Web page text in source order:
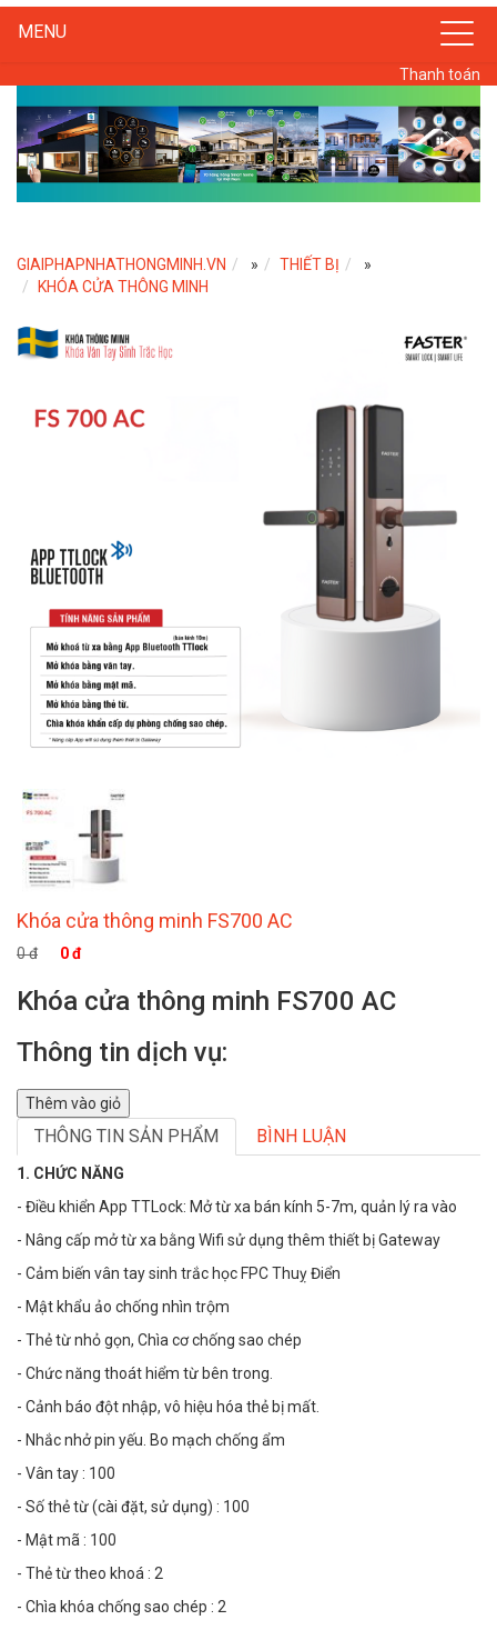
MENU
Thanh toán
GIAIPHAPNHATHONGMINH.VN » THIẾT BỊ
»
KHÓA CỬA THÔNG MINH
Khóa cửa thông minh FS700 AC
0 đ 0 đ
Khóa cửa thông minh FS700 AC
Thông tin dịch vụ:
Thêm vào giỏ
THÔNG TIN SẢN PHẨM BÌNH LUẬN
1. CHỨC NĂNG
- Điều khiển App TTLock: Mở từ xa bán kính 5-7m, quản lý ra vào
- Nâng cấp mở từ xa bằng Wifi sử dụng thêm thiết bị Gateway
- Cảm biến vân tay sinh trắc học FPC Thuỵ Điển
- Mật khẩu ảo chống nhìn trộm
- Thẻ từ nhỏ gọn, Chìa cơ chống sao chép
- Chức năng thoát hiểm từ bên trong.
- Cảnh báo đột nhập, vô hiệu hóa thẻ bị mất.
- Nhắc nhở pin yếu. Bo mạch chống ẩm
- Vân tay : 100
- Số thẻ từ (cài đặt, sử dụng) : 100
- Mật mã : 100
- Thẻ từ theo khoá : 2
- Chìa khóa chống sao chép : 2